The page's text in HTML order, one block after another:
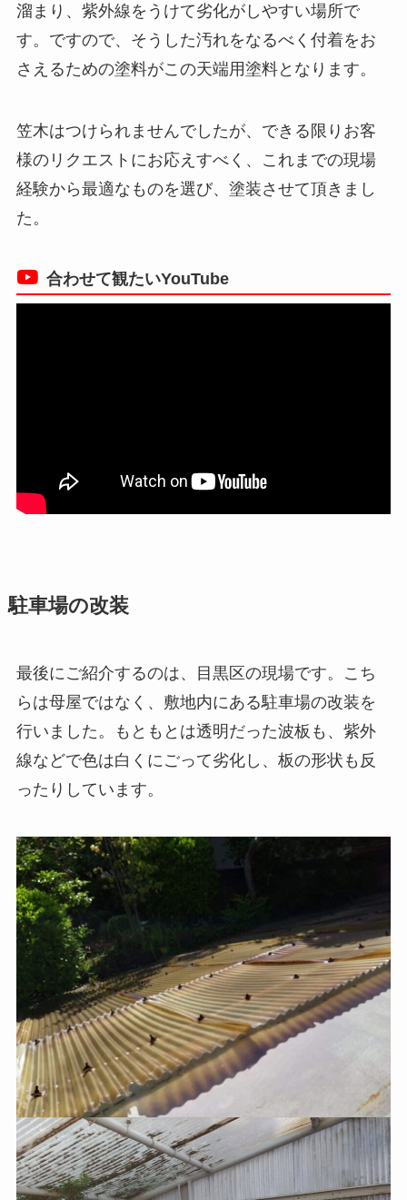
溜まり、紫外線をうけて劣化がしやすい場所で
す。ですので、そうした汚れをなるべく付着をお
さえるための塗料がこの天端用塗料となります。
笠木はつけられませんでしたが、できる限りお客
様のリクエストにお応えすべく、これまでの現場
経験から最適なものを選び、塗装させて頂きまし
た。
合わせて観たいYouTube
駐車場の改装
最後にご紹介するのは、目黒区の現場です。こち
らは母屋ではなく、敷地内にある駐車場の改装を
行いました。もともとは透明だった波板も、紫外
線などで色は白くにごって劣化し、板の形状も反
ったりしています。